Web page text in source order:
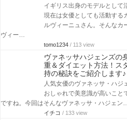
イギリス出身のモデルとして
現在は女優としても活動する
ルヴィーニュさん。そんなカ
ヴィー…
tomo1234 / 113 view
ヴァネッサハジェンズの
重＆ダイエット方法！ス
持の秘訣をご紹介します♪
人気女優のヴァネッサ・ハジ
おしゃれで美意識が高いこと
ですね。今回はそんなヴァネッサ・ハジェン
イチコ / 133 view